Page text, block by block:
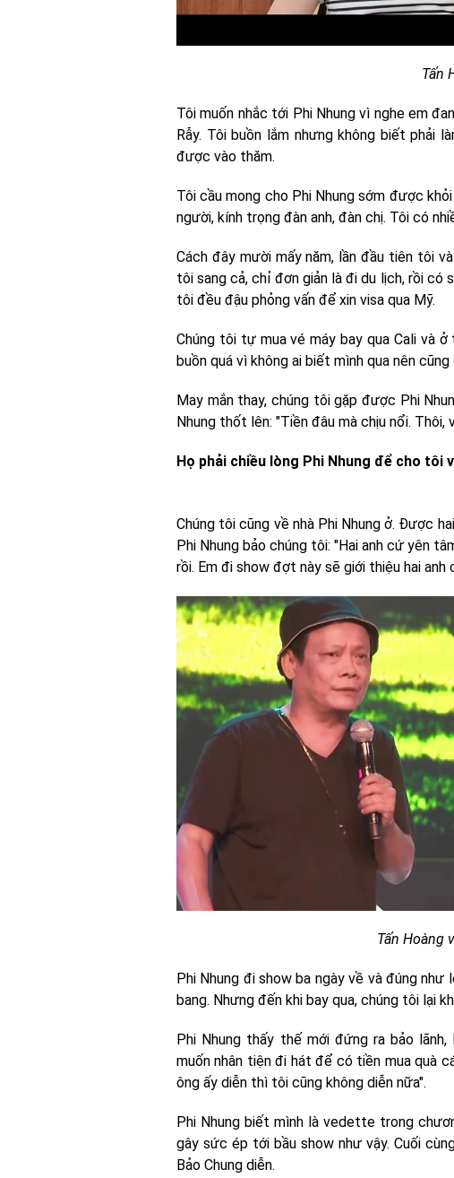
Tấn
Tôi muốn nhắc tới Phi Nhung vì nghe em
Rẫy. Tôi buồn lắm nhưng không biết phải
được vào thăm.
Tôi cầu mong cho Phi Nhung sớm được
người, kính trọng đàn anh, đàn chị. Tôi có
Cách đây mười mấy năm, lần đầu tiên tôi
tôi sang cả, chỉ đơn giản là đi du lịch, rồi có
tôi đều đậu phỏng vấn để xin visa qua Mỹ.
Chúng tôi tự mua vé máy bay qua Cali và
buồn quá vì không ai biết mình qua nên
May mắn thay, chúng tôi gặp được Phi
Nhung thốt lên: "Tiền đâu mà chịu nổi. Thôi,
Họ phải chiều lòng Phi Nhung để cho tôi
Chúng tôi cũng về nhà Phi Nhung ở. Được
Phi Nhung bảo chúng tôi: "Hai anh cứ yên
rồi. Em đi show đợt này sẽ giới thiệu hai
Tấn Hoàng
Phi Nhung đi show ba ngày về và đúng
bang. Nhưng đến khi bay qua, chúng tôi lại
Phi Nhung thấy thế mới đứng ra bảo
muốn nhân tiện đi hát để có tiền mua quà
ông ấy diễn thì tôi cũng không diễn nữa".
Phi Nhung biết mình là vedette trong
gây sức ép tới bầu show như vậy. Cuối
Bảo Chung diễn.